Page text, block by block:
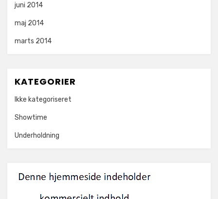
juni 2014
maj 2014
marts 2014
KATEGORIER
Ikke kategoriseret
Showtime
Underholdning